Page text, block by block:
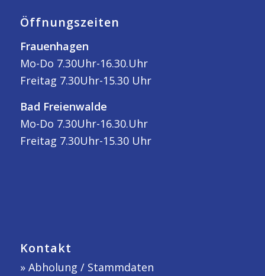
Öffnungszeiten
Frauenhagen
Mo-Do 7.30Uhr-16.30.Uhr
Freitag 7.30Uhr-15.30 Uhr
Bad Freienwalde
Mo-Do 7.30Uhr-16.30.Uhr
Freitag 7.30Uhr-15.30 Uhr
Kontakt
» Abholung / Stammdaten